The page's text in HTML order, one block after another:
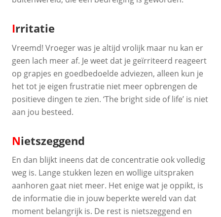
Irritatie
Vreemd! Vroeger was je altijd vrolijk maar nu kan er
geen lach meer af. Je weet dat je geïrriteerd reageert
op grapjes en goedbedoelde adviezen, alleen kun je
het tot je eigen frustratie niet meer opbrengen de
positieve dingen te zien. ‘The bright side of life’ is niet
aan jou besteed.
Nietszeggend
En dan blijkt ineens dat de concentratie ook volledig
weg is. Lange stukken lezen en wollige uitspraken
aanhoren gaat niet meer. Het enige wat je oppikt, is
de informatie die in jouw beperkte wereld van dat
moment belangrijk is. De rest is nietszeggend en